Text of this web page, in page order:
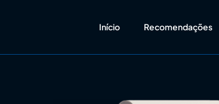
Início Recomendações